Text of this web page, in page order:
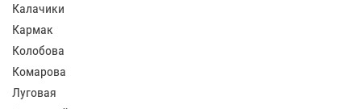
Калачики
Кармак
Колобова
Комарова
Луговая